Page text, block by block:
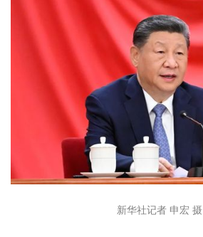
新华社记者 申宏 摄